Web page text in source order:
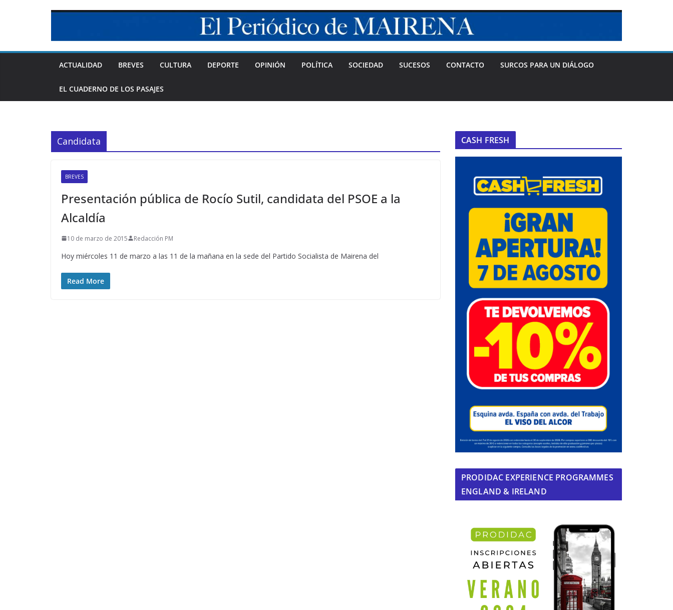
ACTUALIDAD BREVES CULTURA DEPORTE OPINIÓN POLÍTICA SOCIEDAD SUCESOS CONTACTO SURCOS PARA UN DIÁLOGO
EL CUADERNO DE LOS PASAJES
Candidata
BREVES
Presentación pública de Rocío Sutil, candidata del PSOE a la
Alcaldía
10 de marzo de 2015 Redacción PM
Hoy miércoles 11 de marzo a las 11 de la mañana en la sede del Partido Socialista de Mairena del
Read More
CASH FRESH
PRODIDAC EXPERIENCE PROGRAMMES
ENGLAND & IRELAND